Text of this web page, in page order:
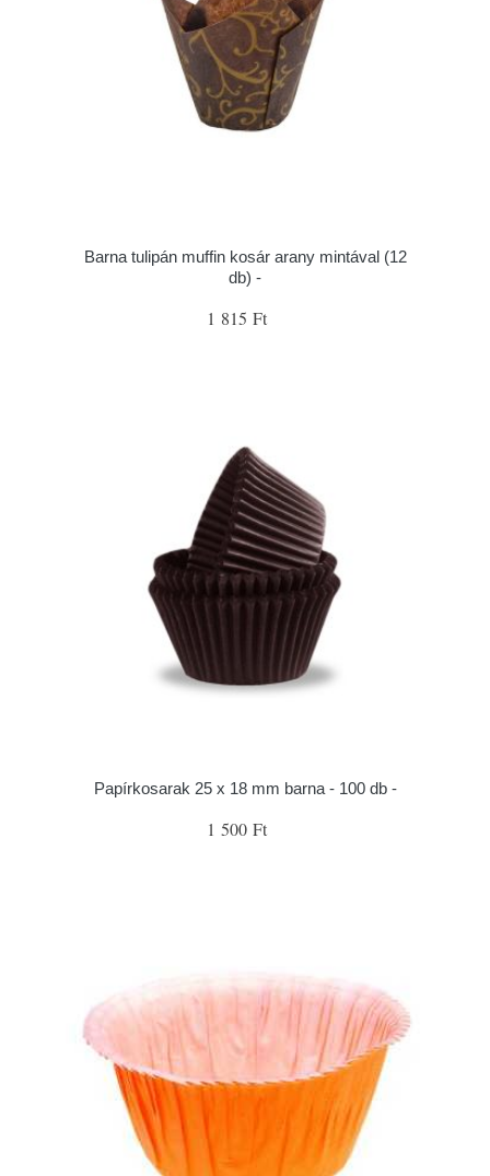
Barna tulipán muffin kosár arany mintával (12
db) -
1 815 Ft
Papírkosarak 25 x 18 mm barna - 100 db -
1 500 Ft